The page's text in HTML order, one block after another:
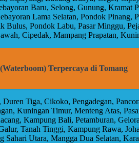
Baru, Selong, Gunung,
Lama Selatan, Pondok Pinang,
Pondok Labu, Pasar Minggu,
Cipedak, Mampang Prapatan,
Terpercaya di Tomang
Tiga, Cikoko, Pengadegan,
Kuningan Timur, Menteng Atas,
Kampung Bali, Petamburan,
Tanah Tinggi, Kampung Rawa,
Sahari Utara, Mangga Dua Selatan,